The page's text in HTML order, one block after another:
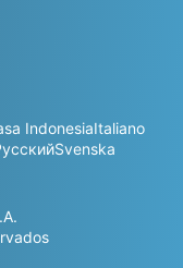
IndonesiaItaliano
Svenska